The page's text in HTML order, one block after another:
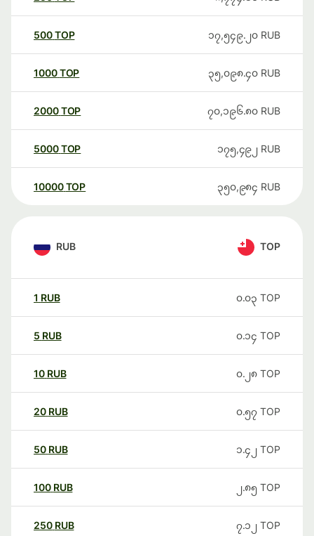
500TOP ၁၇,၅၄၉.၂၀ RUB
1000TOP ၃၅,၀၉၈.၄၀ RUB
2000TOP ၇၀,၁၉၆.၈၀ RUB
5000TOP ၁၇၅,၄၉၂ RUB
10000 TOP ၃၅၀,၉၈၄ RUB
RUB TOP
1 RUB ၀.၀၃ TOP
5 RUB ၀.၁၄ TOP
10 RUB ၀.၂၈ TOP
20 RUB ၀.၅၇ TOP
50 RUB ၁.၄၂ TOP
100 RUB ၂.၈၅ TOP
250 RUB ၇.၁၂ TOP